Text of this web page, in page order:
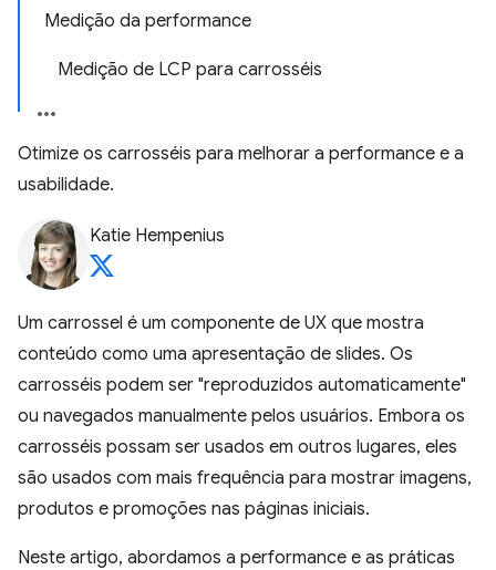
Medição da performance
Medição de LCP para carrosséis
Otimize os carrosséis para melhorar a performance e a
usabilidade.
Katie Hempenius
Um carrossel é um componente de UX que mostra
conteúdo como uma apresentação de slides. Os
carrosséis podem ser "reproduzidos automaticamente"
ou navegados manualmente pelos usuários. Embora os
carrosséis possam ser usados em outros lugares, eles
são usados com mais frequência para mostrar imagens,
produtos e promoções nas páginas iniciais.
Neste artigo, abordamos a performance e as práticas